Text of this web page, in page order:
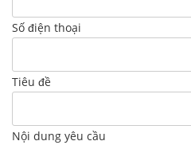
Số điện thoại
Tiêu đề
Nội dung yêu cầu